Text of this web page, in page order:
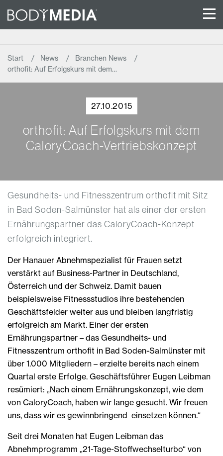
Start News
Branchen News
orthofit: Auf Erfolgskurs mit dem…
27.10.2015
orthofit: Auf Erfolgskurs mit dem
CaloryCoach-Vertriebskonzept
Gesundheits- und Fitnesszentrum orthofit mit Sitz
in Bad Soden-Salmünster hat als einer der ersten
Ernährungspartner das CaloryCoach-Konzept
erfolgreich integriert.
Der Hanauer Abnehmspezialist für Frauen setzt
verstärkt auf Business-Partner in Deutschland,
Österreich und der Schweiz. Damit bauen
beispielsweise Fitnessstudios ihre bestehenden
Geschäftsfelder weiter aus und bleiben langfristig
erfolgreich am Markt. Einer der ersten
Ernährungspartner – das Gesundheits- und
Fitnesszentrum orthofit in Bad Soden-Salmünster mit
über 1.000 Mitgliedern – erzielte bereits nach einem
Quartal erste Erfolge. Geschäftsführer Eugen Leibman
resümiert: „Nach einem Ernährungskonzept, wie dem
von CaloryCoach, haben wir lange gesucht. Wir freuen
uns, dass wir es gewinnbringend einsetzen können.“
Seit drei Monaten hat Eugen Leibman das
Abnehmprogramm „21-Tage-Stoffwechselturbo“ von